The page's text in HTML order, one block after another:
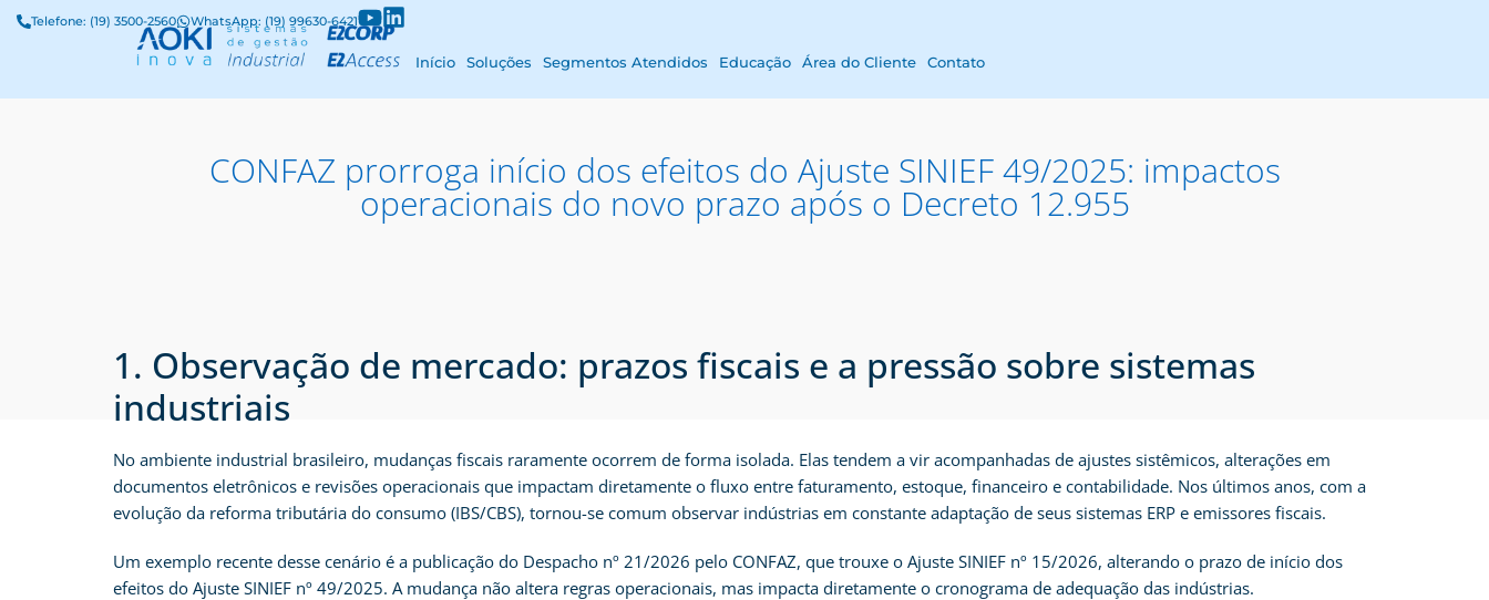
Telefone: (19) 3500-2560 WhatsApp: (19) 99630-6421
Início Soluções Segmentos Atendidos Educação Área do Cliente Contato
CONFAZ prorroga início dos efeitos do Ajuste SINIEF 49/2025: impactos
operacionais do novo prazo após o Decreto 12.955
1. Observação de mercado: prazos fiscais e a pressão sobre sistemas
industriais
No ambiente industrial brasileiro, mudanças fiscais raramente ocorrem de forma isolada. Elas tendem a vir acompanhadas de ajustes sistêmicos, alterações em
documentos eletrônicos e revisões operacionais que impactam diretamente o fluxo entre faturamento, estoque, financeiro e contabilidade. Nos últimos anos, com a
evolução da reforma tributária do consumo (IBS/CBS), tornou-se comum observar indústrias em constante adaptação de seus sistemas ERP e emissores fiscais.
Um exemplo recente desse cenário é a publicação do Despacho nº 21/2026 pelo CONFAZ, que trouxe o Ajuste SINIEF nº 15/2026, alterando o prazo de início dos
efeitos do Ajuste SINIEF nº 49/2025. A mudança não altera regras operacionais, mas impacta diretamente o cronograma de adequação das indústrias.